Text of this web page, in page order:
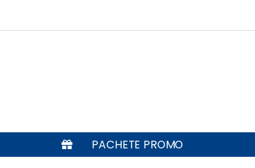
PACHETE PROMO